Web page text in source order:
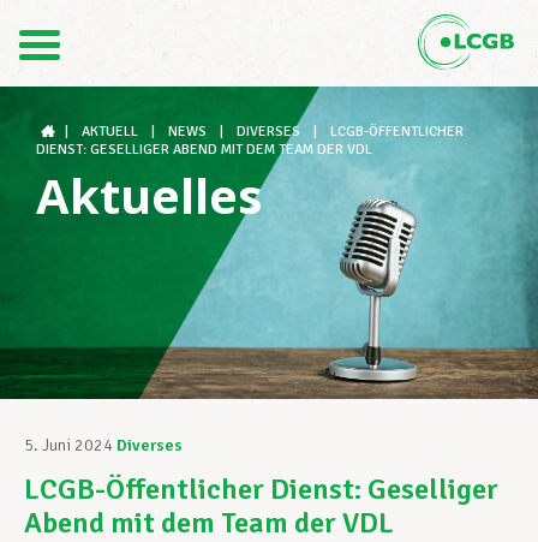
FR
Der LCGB
Gewerkschaftsstrukturen
Unterstützung im Arbeitsalltag
Ihre Rechte
AKTUELL NEWS DIVERSES
LCGB-ÖFFENTLICHER
DIENST: GESELLIGER ABEND MIT DEM TEAM DER VDL
Aktuelles
5. Juni 2024 Diverses
LCGB-Öffentlicher Dienst: Geselliger
Abend mit dem Team der VDL